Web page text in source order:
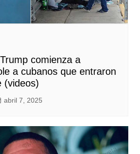
comienza a
a cubanos que entraron
(videos)
abril 7, 2025